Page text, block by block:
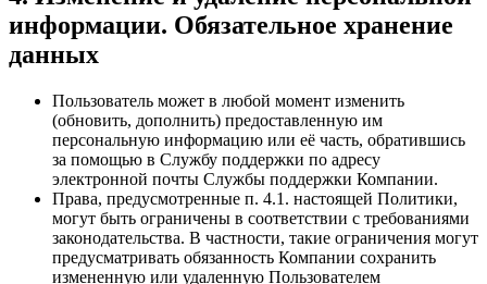
информации. Обязательное хранение
данных
Пользователь может в любой момент изменить
(обновить, дополнить) предоставленную им
персональную информацию или её часть, обратившись
за помощью в Службу поддержки по адресу
электронной почты Службы поддержки Компании.
Права, предусмотренные п. 4.1. настоящей Политики,
могут быть ограничены в соответствии с требованиями
законодательства. В частности, такие ограничения могут
предусматривать обязанность Компании сохранить
измененную или удаленную Пользователем